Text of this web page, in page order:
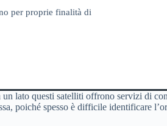
per proprie finalità di
lato questi satelliti offrono servizi di
poiché spesso è difficile identificare